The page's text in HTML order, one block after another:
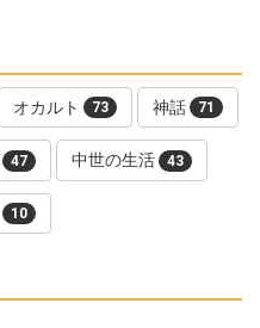
オカルト 73 神話 71
47 中世の生活 43
10